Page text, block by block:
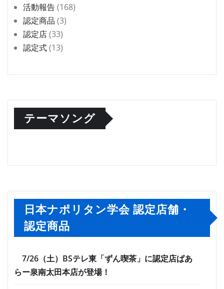
活動報告(168)
認定商品 (3)
認定店(33)
認定式(13)
テーマソング
日本ナポリタン学会 認定店舗・
認定商品
7/26（土）BSテレ東「ずん喫茶」に認定店ぱあ
らー泉南太田本店が登場！